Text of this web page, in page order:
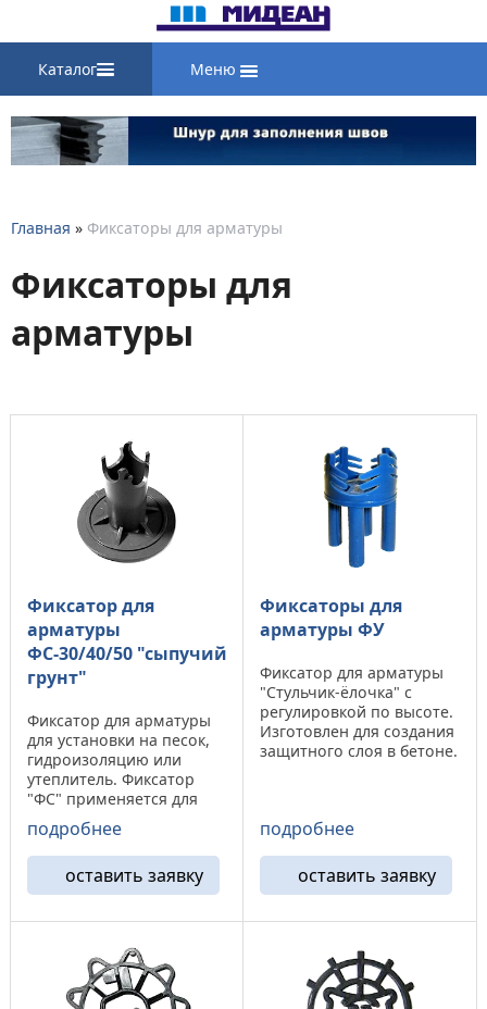
Каталог Меню
Главная » Фиксаторы для арматуры
Фиксаторы для
арматуры
Фиксатор для
арматуры
ФС-30/40/50 "сыпучий
грунт"
Фиксатор для арматуры
для установки на песок,
гидроизоляцию или
утеплитель. Фиксатор
"ФС" применяется для
создания защитного слоя
в бетоне на
горизонтальных
поверхностях.
Наименование Защитный
слой Диаметр арматуры
25/30 до ...
подробнее
оставить заявку
Фиксаторы для
арматуры ФУ
Фиксатор для арматуры
"Стульчик-ёлочка" с
регулировкой по высоте.
Изготовлен для создания
защитного слоя в бетоне.
20/25 5-20 1000 ФУ-30
5-20 500 ФУ-50 ...
подробнее
оставить заявку